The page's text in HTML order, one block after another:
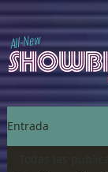
All-New
Entrada